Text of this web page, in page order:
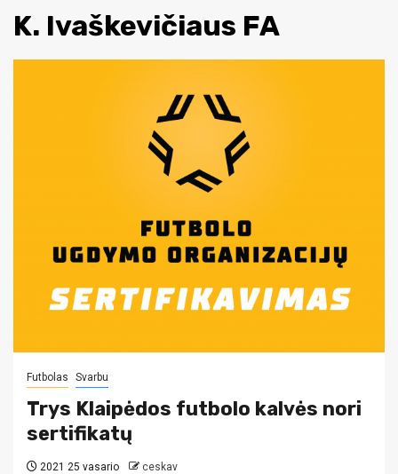
K. Ivaškevičiaus FA
Futbolas Svarbu
Trys Klaipėdos futbolo kalvės nori
sertifikatų
2021 25 vasario ceskav